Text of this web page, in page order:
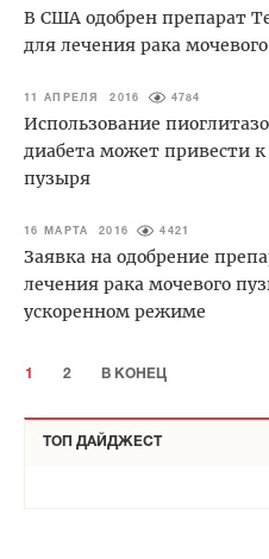
В США одобрен препарат
для лечения рака
11 АПРЕЛЯ 2016 4784
Использование
диабета может привести
пузыря
16 МАРТА 2016 4421
Заявка на одобрение
лечения рака мочевого
ускоренном режиме
1 2 В КОНЕЦ
ТОП ДАЙДЖЕСТ